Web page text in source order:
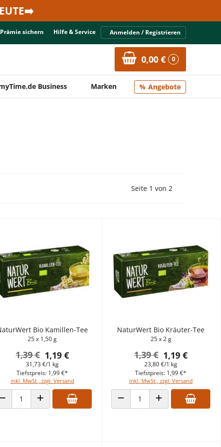
sichern Hilfe & Service Anmelden / Registrieren
0,00 € 0
Business Marken Angebote
Vorherige Seite
Seite 1 von 2
Bio Kamillen-Tee
25 x 1,50 g
1,19 €
1,39 €
31,73 €/1 kg
inkl. MwSt., zzgl. Versand
Tiefstpreis: 1,99 €*
ANZAHL VERRINGERNANZAHL ERHÖHEN
NaturWert Bio Kräuter-Tee
25 x 2 g
1,19 €
1,39 €
23,80 €/1 kg
inkl. MwSt., zzgl. Versand
Tiefstpreis: 1,99 €*
ANZAHL VERRINGERNANZAHL ERHÖHEN